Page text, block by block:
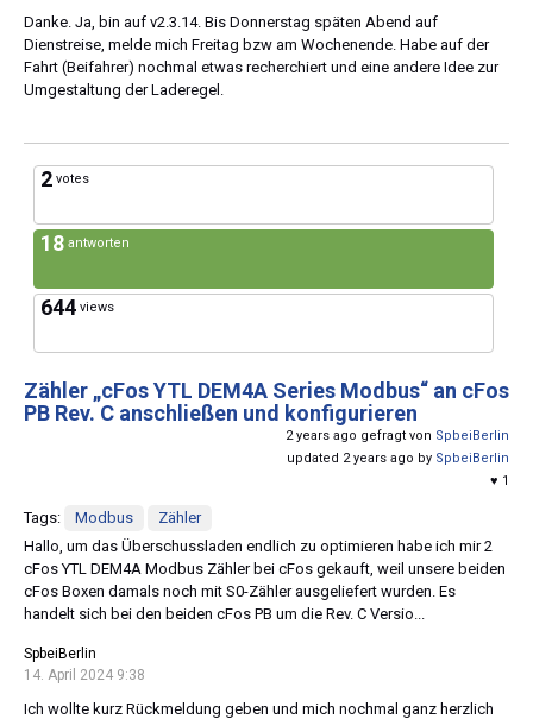
Danke. Ja, bin auf v2.3.14. Bis Donnerstag späten Abend auf
Dienstreise, melde mich Freitag bzw am Wochenende. Habe auf der
Fahrt (Beifahrer) nochmal etwas recherchiert und eine andere Idee zur
Umgestaltung der Laderegel.
2 votes
18 antworten
644 views
Zähler „cFos YTL DEM4A Series Modbus“ an cFos
PB Rev. C anschließen und konfigurieren
2 years ago gefragt von SpbeiBerlin
updated 2 years ago by SpbeiBerlin
♥ 1
Tags: Modbus
Zähler
Hallo, um das Überschussladen endlich zu optimieren habe ich mir 2
cFos YTL DEM4A Modbus Zähler bei cFos gekauft, weil unsere beiden
cFos Boxen damals noch mit S0-Zähler ausgeliefert wurden. Es
handelt sich bei den beiden cFos PB um die Rev. C Versio...
SpbeiBerlin
14. April 2024 9:38
Ich wollte kurz Rückmeldung geben und mich nochmal ganz herzlich